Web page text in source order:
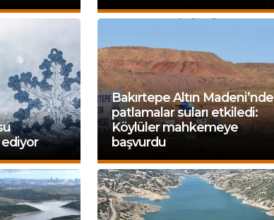
ediyor
Bakırtepe Altın Madeni’nde
patlamalar suları etkiledi:
Köylüler mahkemeye
başvurdu